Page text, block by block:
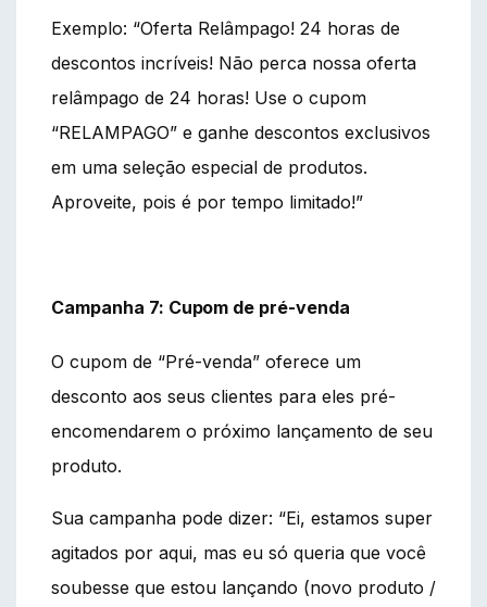
Exemplo: “Oferta Relâmpago! 24 horas de
descontos incríveis! Não perca nossa oferta
relâmpago de 24 horas! Use o cupom
“RELAMPAGO” e ganhe descontos exclusivos
em uma seleção especial de produtos.
Aproveite, pois é por tempo limitado!”
Campanha 7: Cupom de pré-venda
O cupom de “Pré-venda” oferece um
desconto aos seus clientes para eles pré-
encomendarem o próximo lançamento de seu
produto.
Sua campanha pode dizer: “Ei, estamos super
agitados por aqui, mas eu só queria que você
soubesse que estou lançando (novo produto /